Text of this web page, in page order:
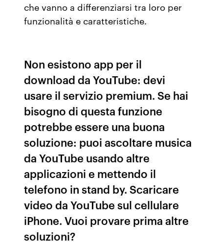
che vanno a differenziarsi tra loro per
funzionalità e caratteristiche.
Non esistono app per il
download da YouTube: devi
usare il servizio premium. Se hai
bisogno di questa funzione
potrebbe essere una buona
soluzione: puoi ascoltare musica
da YouTube usando altre
applicazioni e mettendo il
telefono in stand by. Scaricare
video da YouTube sul cellulare
iPhone. Vuoi provare prima altre
soluzioni?